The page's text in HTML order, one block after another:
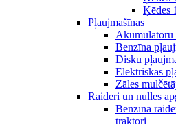
Ķēdes
Pļaujmašīnas
Akumulatoru
Benzīna
Disku
Elektriskās
Zāles
Raideri un nulles
Benzīna
traktori